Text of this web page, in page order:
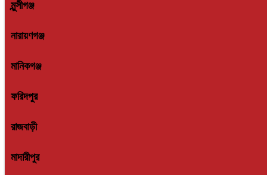
মুন্সীগঞ্জ
নারায়ণগঞ্জ
মানিকগঞ্জ
ফরিদপুর
রাজবাড়ী
মাদারীপুর